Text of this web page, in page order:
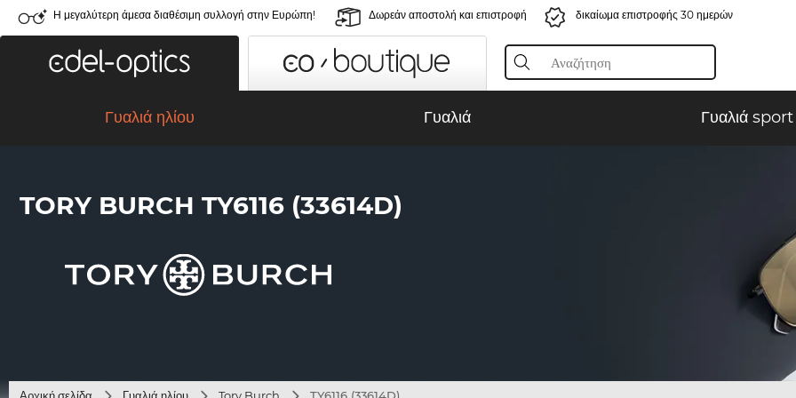
Η μεγαλύτερη άμεσα διαθέσιμη συλλογή στην Ευρώπη! Δωρεάν αποστολή και επιστροφή δικαίωμα επιστροφής 30 ημερών
Γυαλιά ηλίου Γυαλιά Γυαλιά sport
TORY BURCH TY6116 (33614D)